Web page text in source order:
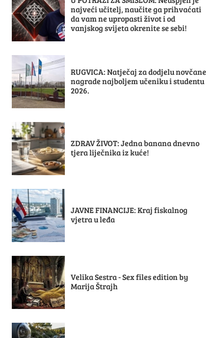
najveći učitelj, naučite ga prihvaćati
da vam ne upropasti život i od
vanjskog svijeta okrenite se sebi!
RUGVICA: Natječaj za dodjelu novčane
nagrade najboljem učeniku i studentu
2026.
ZDRAV ŽIVOT: Jedna banana dnevno
tjera liječnika iz kuće!
JAVNE FINANCIJE: Kraj fiskalnog
vjetra u leđa
Velika Sestra - Sex files edition by
Marija Štrajh